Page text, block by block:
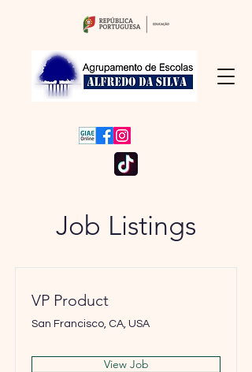
Job Listings
VP Product
San Francisco, CA, USA
View Job